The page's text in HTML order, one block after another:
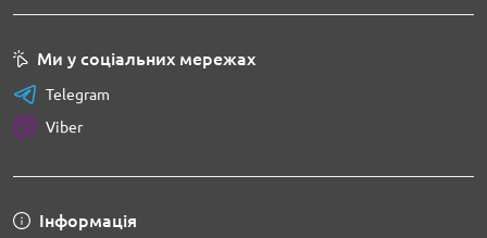
Інформація
Ми у соціальних мережах
Telegram
Viber